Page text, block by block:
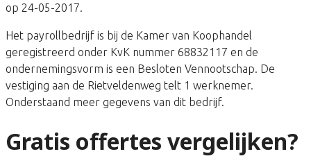
op 24-05-2017.
Het payrollbedrijf is bij de Kamer van Koophandel
geregistreerd onder KvK nummer 68832117 en de
ondernemingsvorm is een Besloten Vennootschap. De
vestiging aan de Rietveldenweg telt 1 werknemer.
Onderstaand meer gegevens van dit bedrijf.
Gratis offertes vergelijken?